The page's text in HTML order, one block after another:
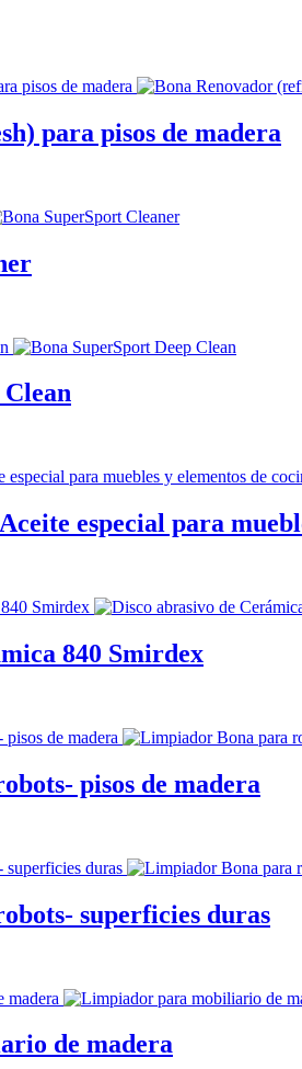
para pisos de madera
especial para
840 Smirdex
pisos de madera
superficies duras
de madera